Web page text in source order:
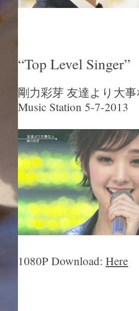
“Top Level Singer”
剛力彩芽 友達より大
Music Station 5-7-2013
1080P Download: Here